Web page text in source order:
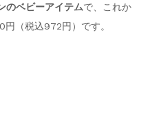
のベビーアイテムで、これか
（税込972円）です。